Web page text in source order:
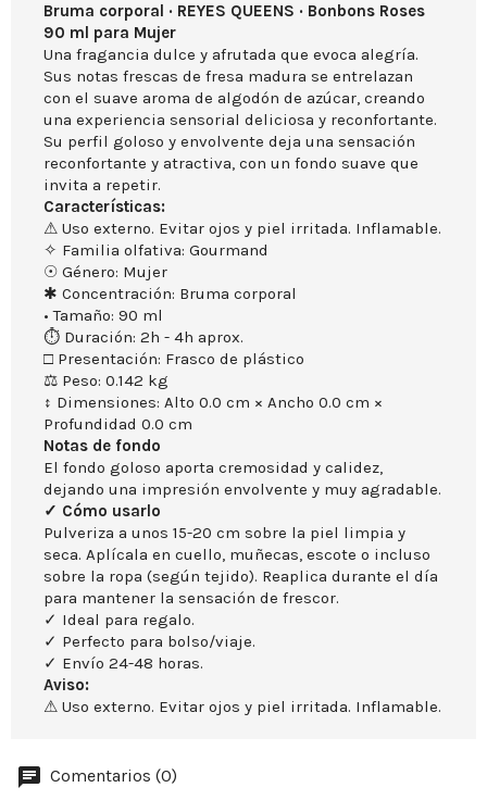
Bruma corporal · REYES QUEENS · Bonbons Roses
90 ml para Mujer
Una fragancia dulce y afrutada que evoca alegría.
Sus notas frescas de fresa madura se entrelazan
con el suave aroma de algodón de azúcar, creando
una experiencia sensorial deliciosa y reconfortante.
Su perfil goloso y envolvente deja una sensación
reconfortante y atractiva, con un fondo suave que
invita a repetir.
Características:
⚠ Uso externo. Evitar ojos y piel irritada. Inflamable.
✧ Familia olfativa: Gourmand
☉ Género: Mujer
✱ Concentración: Bruma corporal
• Tamaño: 90 ml
⏱ Duración: 2h - 4h aprox.
□ Presentación: Frasco de plástico
⚖ Peso: 0.142 kg
↕ Dimensiones: Alto 0.0 cm × Ancho 0.0 cm ×
Profundidad 0.0 cm
Notas de fondo
El fondo goloso aporta cremosidad y calidez,
dejando una impresión envolvente y muy agradable.
✓ Cómo usarlo
Pulveriza a unos 15-20 cm sobre la piel limpia y
seca. Aplícala en cuello, muñecas, escote o incluso
sobre la ropa (según tejido). Reaplica durante el día
para mantener la sensación de frescor.
✓ Ideal para regalo.
✓ Perfecto para bolso/viaje.
✓ Envío 24-48 horas.
Aviso:
⚠ Uso externo. Evitar ojos y piel irritada. Inflamable.
Comentarios (0)